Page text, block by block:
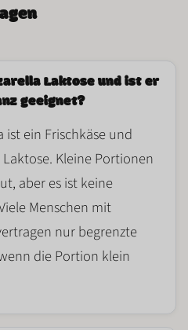
Laktose und ist er
geeignet?
ist ein Frischkäseund
Laktose. Kleine Portionen
aber es ist keine
Menschen mit
nur begrenzte
die Portion klein